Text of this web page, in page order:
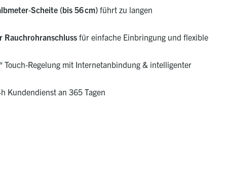
(bis 56 cm) führt zu langen
Rauchrohranschluss für einfache Einbringung und flexible
Touch‑Regelung mit Internetanbindung & intelligenter
Kundendienst an 365 Tagen